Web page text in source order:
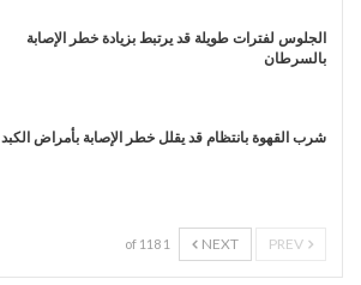
الجلوس لفترات طويلة قد يرتبط بزيادة خطر الإصابة
بالسرطان
شرب القهوة بانتظام قد يقلل خطر الإصابة بأمراض الكبد
NEXT
1 of 118